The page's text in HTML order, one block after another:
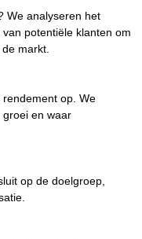
We analyseren het
potentiële klanten om
markt.
op. We
groei en waar
op de doelgroep,